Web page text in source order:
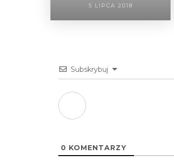
5 LIPCA 2018
Subskrybuj
0 KOMENTARZY